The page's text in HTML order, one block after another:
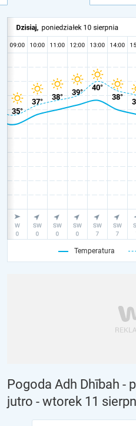
Temperatura
Pogoda Adh Dhībah -
jutro - wtorek 11